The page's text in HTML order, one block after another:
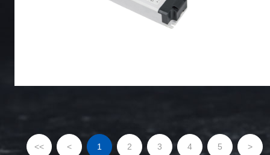
<< < 1 2 3 4 5 >